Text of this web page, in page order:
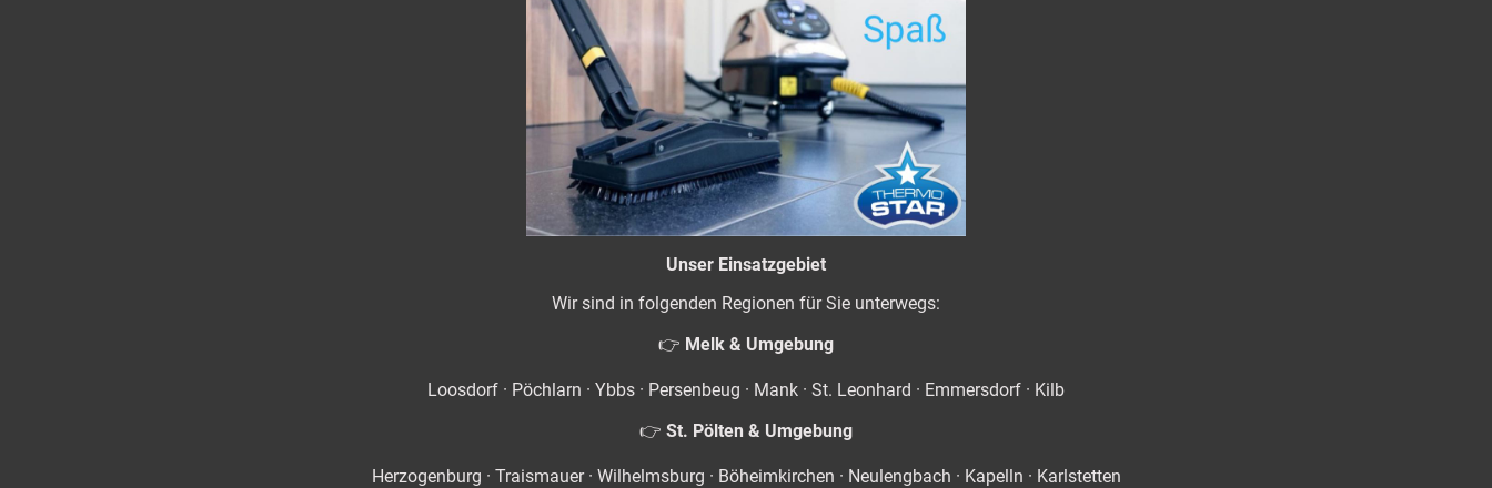
Unser Einsatzgebiet
Wir sind in folgenden Regionen für Sie unterwegs:
👉 Melk & Umgebung
Loosdorf · Pöchlarn · Ybbs · Persenbeug · Mank · St. Leonhard · Emmersdorf · Kilb
👉 St. Pölten & Umgebung
Herzogenburg · Traismauer · Wilhelmsburg · Böheimkirchen · Neulengbach · Kapelln · Karlstetten